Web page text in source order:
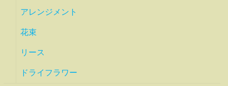
アレンジメント
花束
リース
ドライフラワー